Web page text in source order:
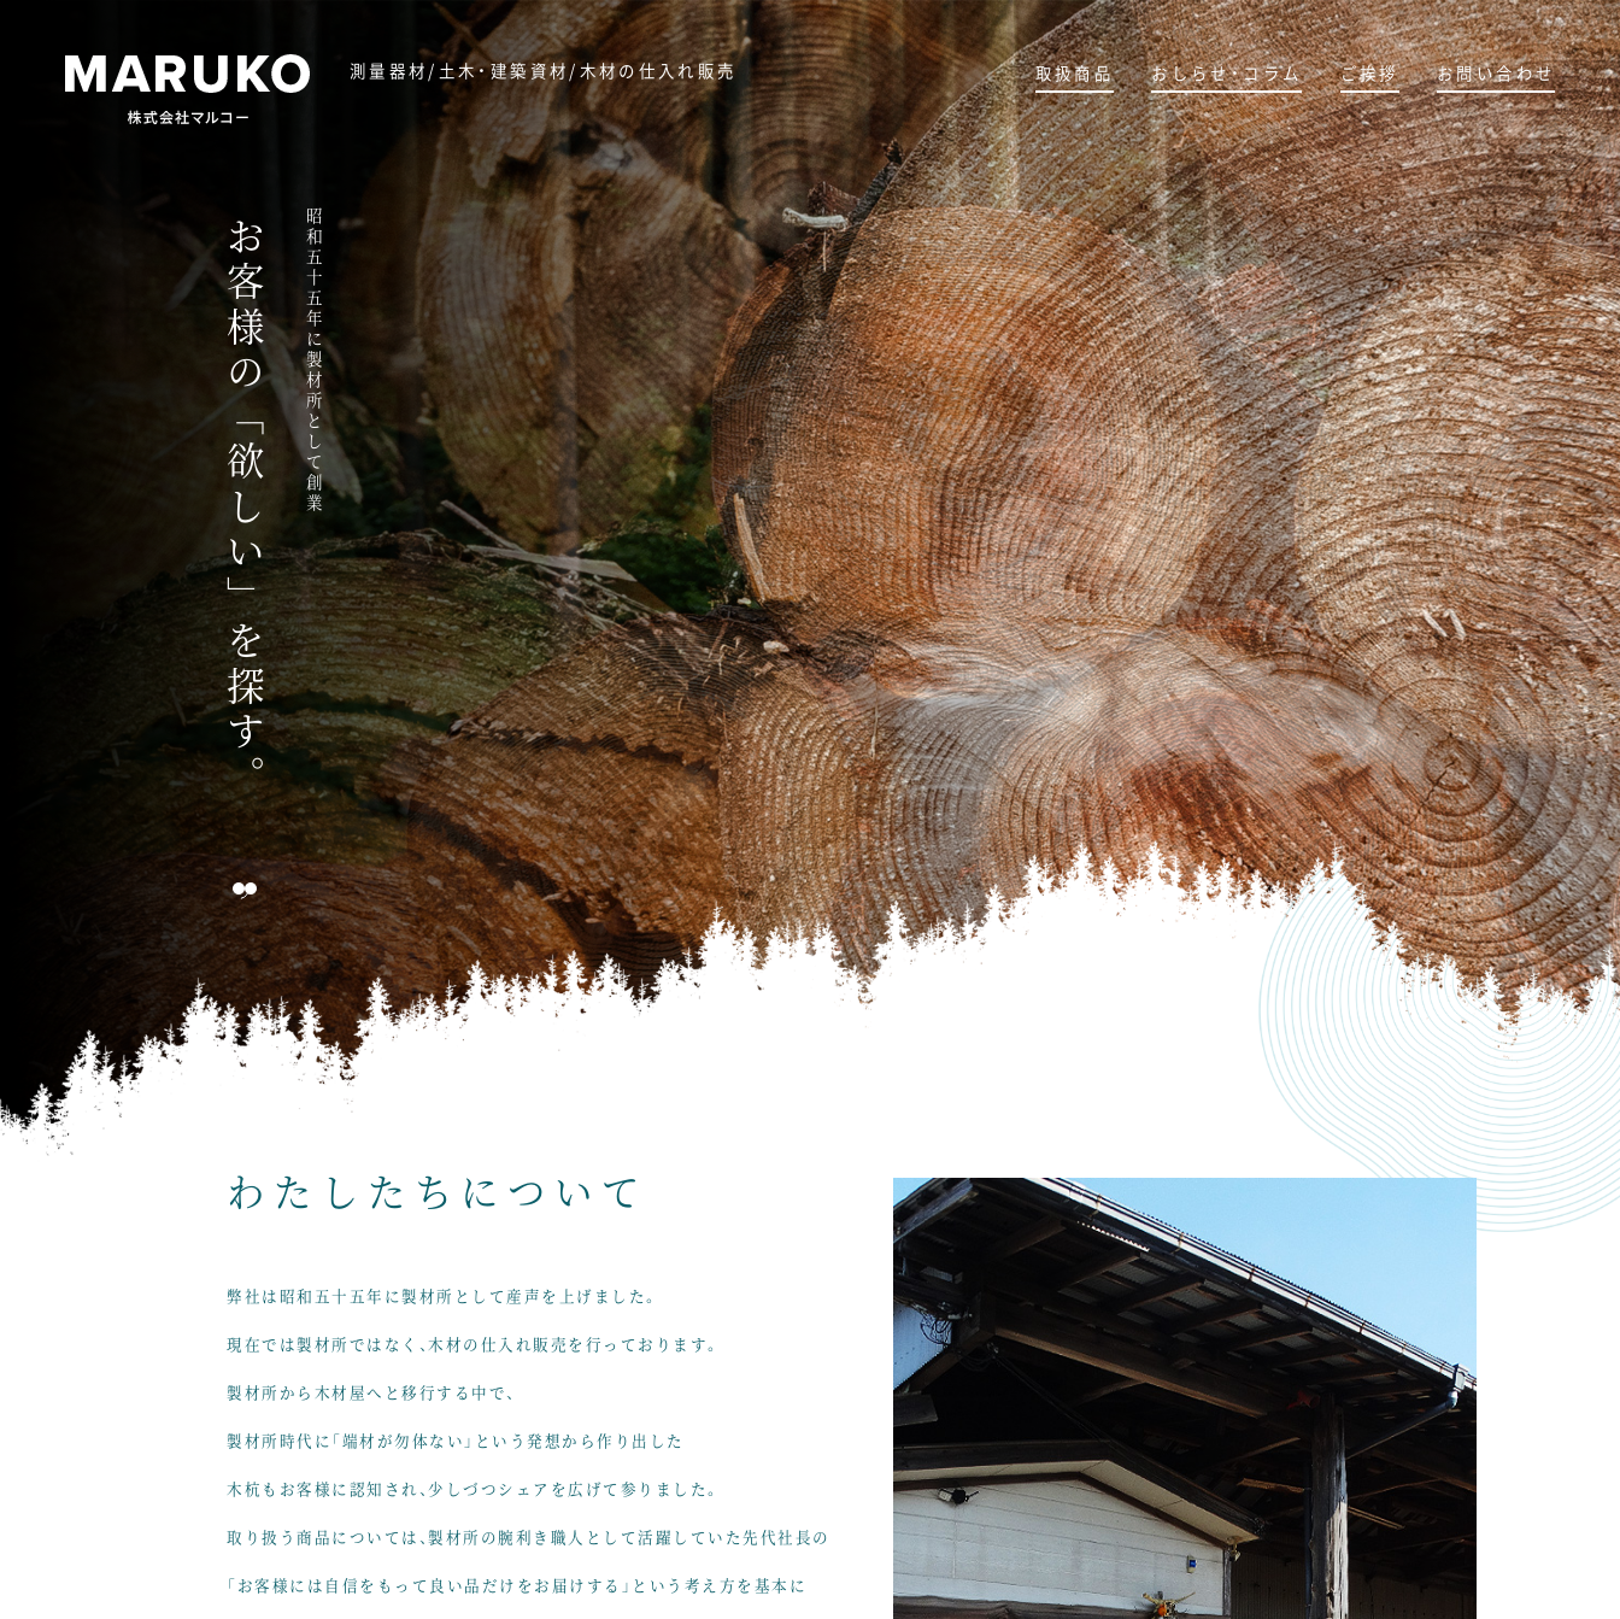
測量器材/土木・建築資材/木材の仕入れ販売 取扱商品 おしらせ・コラム ご挨拶 お問い合わせ
お客様の「欲しい」を探す。昭和五十五年に製材所として創業
わたしたちについて
弊社は昭和五十五年に製材所として産声を上げました。
現在では製材所ではなく、木材の仕入れ販売を行っております。
製材所から木材屋へと移行する中で、
製材所時代に「端材が勿体ない」という発想から作り出した
木杭も お客様に認知され、少しづつシェアを広げて参りました。
取り扱う商品については、製材所の腕利き職人として活躍していた先代社長の
「お客様には自信をもって良い品だけを お届けする」という考え方を基本に